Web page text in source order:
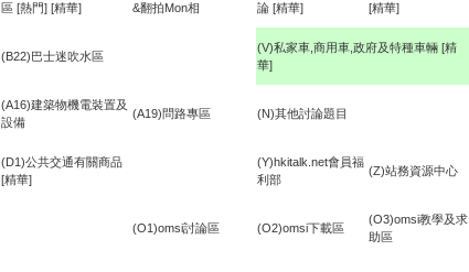
區 [熱門] [精華]
&翻拍Mon相
論 [精華]
[精華]
(B22)巴士迷吹水區
(V)私家車,商用車,政府及特種車輛 [精
華]
(A16)建築物機電裝置及
設備
(A19)問路專區 (N)其他討論題目
(D1)公共交通有關商品
[精華]
(Y)hkitalk.net會員福
利部
(Z)站務資源中心
(O1)omsi討論區 (O2)omsi下載區
(O3)omsi教學及求
助區